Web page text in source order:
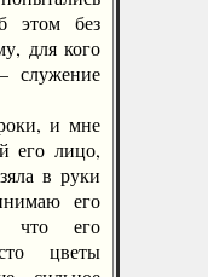
этом без
для кого
служение
и мне
его лицо,
в руки
его
что его
цветы